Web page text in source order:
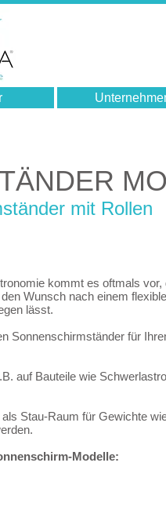
mit Rollen
kommt es oftmals
Wunsch nach einem
lässt.
Sonnenschirmständer für
auf Bauteile wie
Stau-Raum für Gewichte
Modelle: